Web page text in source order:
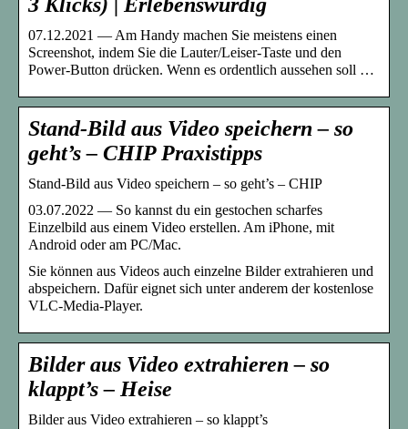
3 Klicks) | Erlebenswürdig
07.12.2021 — Am Handy machen Sie meistens einen
Screenshot, indem Sie die Lauter/Leiser-Taste und den
Power-Button drücken. Wenn es ordentlich aussehen soll …
Stand-Bild aus Video speichern – so
geht’s – CHIP Praxistipps
Stand-Bild aus Video speichern – so geht’s – CHIP
03.07.2022 — So kannst du ein gestochen scharfes
Einzelbild aus einem Video erstellen. Am iPhone, mit
Android oder am PC/Mac.
Sie können aus Videos auch einzelne Bilder extrahieren und
abspeichern. Dafür eignet sich unter anderem der kostenlose
VLC-Media-Player.
Bilder aus Video extrahieren – so
klappt’s – Heise
Bilder aus Video extrahieren – so klappt’s